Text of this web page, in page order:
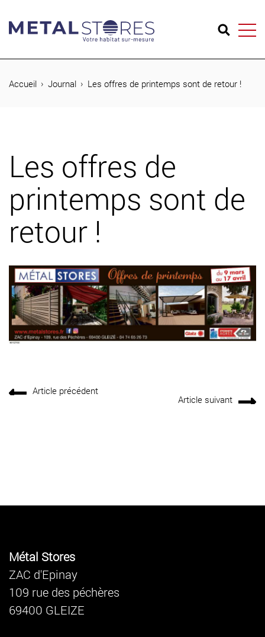
04 74 65 26 73
Réalisations
Métal Stores
Journal
Contact
Accueil Journal Les offres de printemps sont de retour !
Les offres de
printemps sont de
retour !
Article précédent
Article suivant
Métal Stores
ZAC d'Epinay
109 rue des péchères
69400 GLEIZE